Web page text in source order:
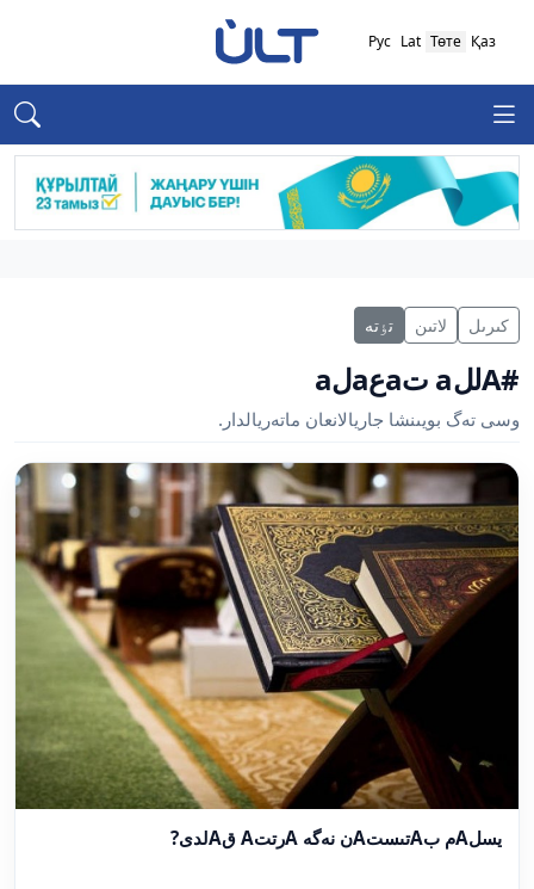
Қаз
Төте
Lat
Рус
كىرىل لاتىن تٶتە
#Aللa تaعaلa
وسى تەگ بويىنشا جاريالانعان ماتەريالدار.
يسلAم بAتىستAن نەگە AرتتA قAلدى?